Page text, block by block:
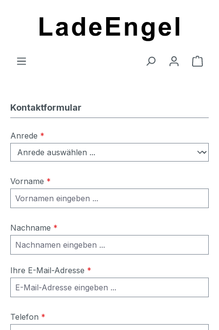
Kontaktformular
Anrede *
Vorname *
Nachname *
Ihre E-Mail-Adresse *
Telefon *